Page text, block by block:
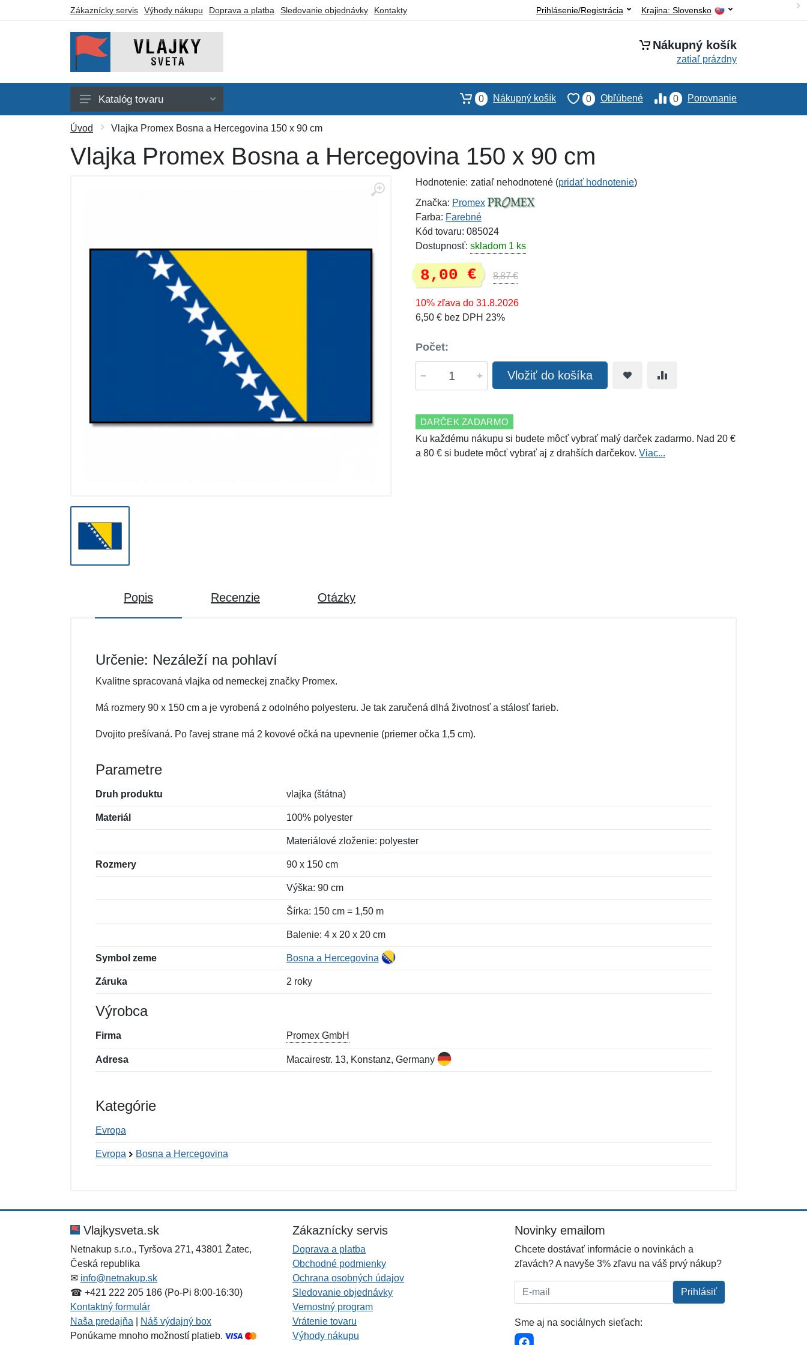
Zákaznícky servis Výhody nákupu Doprava a platba Sledovanie objednávky Kontakty Krajina: Slovensko
Prihlásenie/Registrácia
Nákupný košík
zatiaľ prázdny
Afrika
Amerika
Austrália a Oceánia
Darčekové poukazy
Katalóg tovaru 0 Porovnanie
0 Obľúbené
0 Nákupný košík
Úvod Vlajka Promex Bosna a Hercegovina 150 x 90 cm
Vlajka Promex Bosna a Hercegovina 150 x 90 cm
Hodnotenie: zatiaľ nehodnotené (pridať hodnotenie)
Značka: Promex
Farba: Farebné
Kód tovaru: 085024
Dostupnosť: skladom 1 ks
8,00 € 8,87 €
10% zľava do 31.8.2026
6,50 € bez DPH 23%
Počet:
Vložiť do košíka
DARČEK ZADARMO
Ku každému nákupu si budete môcť vybrať malý darček zadarmo. Nad 20 €
a 80 € si budete môcť vybrať aj z drahších darčekov. Viac...
Popis Recenzie Otázky
Určenie: Nezáleží na pohlaví
Kvalitne spracovaná vlajka od nemeckej značky Promex.
Má rozmery 90 x 150 cm a je vyrobená z odolného polyesteru. Je tak zaručená dlhá životnosť a stálosť farieb.
Dvojito prešívaná. Po ľavej strane má 2 kovové očká na upevnenie (priemer očka 1,5 cm).
Parametre
Druh produktu vlajka (štátna)
Materiál 100% polyester
Materiálové zloženie: polyester
Rozmery 90 x 150 cm
Výška: 90 cm
Šírka: 150 cm = 1,50 m
Balenie: 4 x 20 x 20 cm
Symbol zeme Bosna a Hercegovina
Záruka 2 roky
Výrobca
Firma Promex GmbH
Adresa Macairestr. 13, Konstanz, Germany
Kategórie
Evropa
Evropa Bosna a Hercegovina
Správa*
Správa*
Vlajkysveta.sk
Netnakup s.r.o., Tyršova 271, 43801 Žatec,
Česká republika
✉ info@netnakup.sk
☎ +421 222 205 186 (Po-Pi 8:00-16:30)
Kontaktný formulár
Naša predajňa
Náš výdajný box
Ponúkame mnoho možností platieb.
Zákaznícky servis
Doprava a platba
Obchodné podmienky
Ochrana osobných údajov
Sledovanie objednávky
Vernostný program
Vrátenie tovaru
Výhody nákupu
Novinky emailom
Chcete dostávať informácie o novinkách a
zľavách? A navyše 3% zľavu na váš prvý nákup?
E-mail: Prihlásiť
Sme aj na sociálnych sieťach: